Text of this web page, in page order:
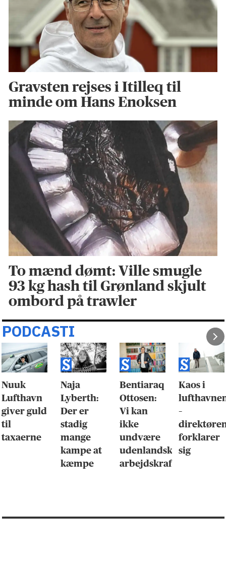
Gravsten rejses i Itilleq til
minde om Hans Enoksen
To mænd dømt: Ville smugle
93 kg hash til Grønland skjult
ombord på trawler
PODCASTI
Nuuk
Lufthavn
giver guld
til
taxaerne
Naja
Lyberth:
Der er
stadig
mange
kampe at
kæmpe
Bentiaraq
Ottosen:
Vi kan
ikke
undvære
udenlandsk
arbejdskraft
Kaos i
–
forklarer
sig